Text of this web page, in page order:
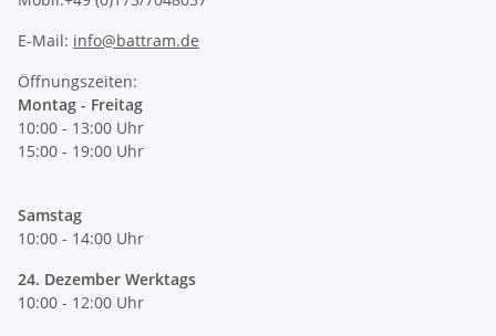
E-Mail: info@battram.de
Öffnungszeiten:
Montag - Freitag
10:00 - 13:00 Uhr
15:00 - 19:00 Uhr
Samstag
10:00 - 14:00 Uhr
24. Dezember Werktags
10:00 - 12:00 Uhr